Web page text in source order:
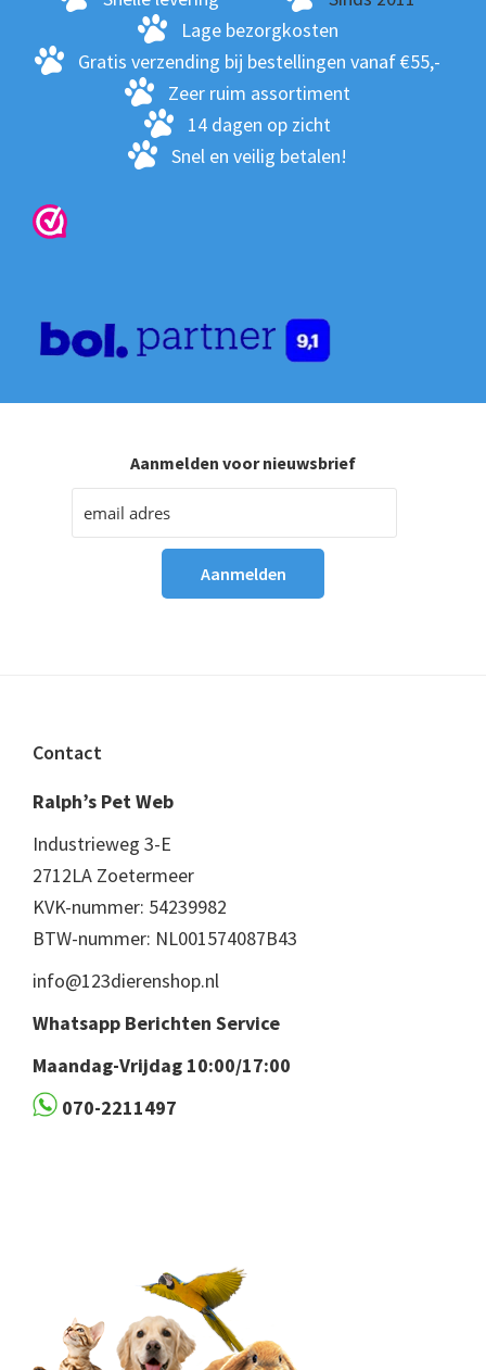
Lage bezorgkosten
Gratis verzending bij bestellingen vanaf €55,-
Zeer ruim assortiment
14 dagen op zicht
Snel en veilig betalen!
Aanmelden voor nieuwsbrief
Footer
Contact
Ralph’s Pet Web
Industrieweg 3-E
2712LA Zoetermeer
KVK-nummer: 54239982
BTW-nummer: NL001574087B43
info@123dierenshop.nl
Whatsapp Berichten Service
Maandag-Vrijdag 10:00/17:00
070-2211497